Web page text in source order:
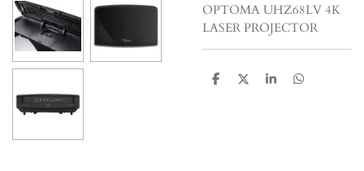
OPTOMA UHZ68LV 4K
LASER PROJECTOR
D
D
S
D